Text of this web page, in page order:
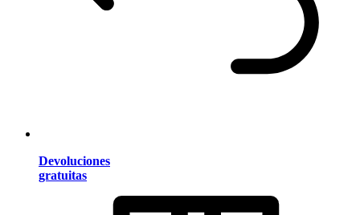
Devoluciones
gratuitas